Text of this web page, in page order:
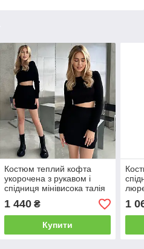
Костюм теплий кофта
укорочена з рукавом і
спідниця мінівисока талія
1 440₴
Купити
1